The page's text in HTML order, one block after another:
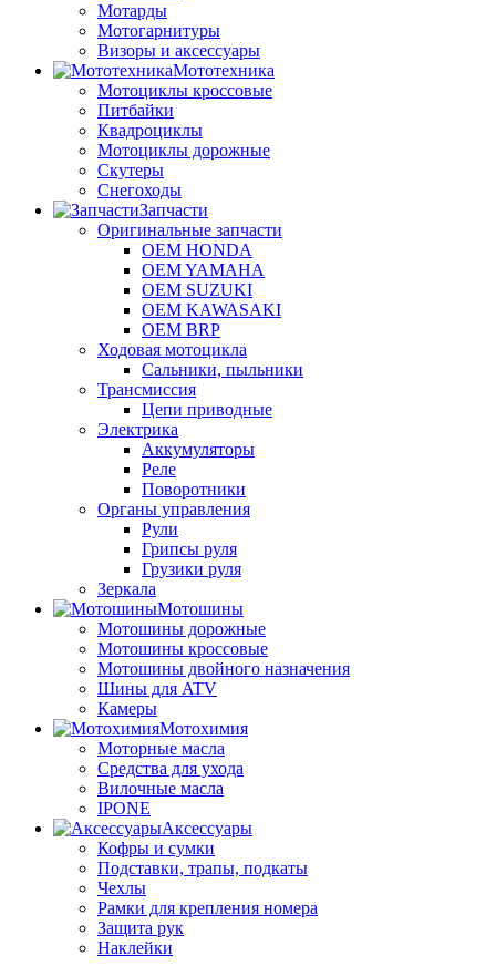
Мотарды
Мотогарнитуры
Визоры и аксессуары
Мототехника
Мотоциклы кроссовые
Питбайки
Квадроциклы
Мотоциклы дорожные
Скутеры
Снегоходы
Запчасти
Оригинальные запчасти
OEM HONDA
OEM YAMAHA
OEM SUZUKI
OEM KAWASAKI
OEM BRP
Ходовая мотоцикла
Сальники, пыльники
Трансмиссия
Цепи приводные
Электрика
Аккумуляторы
Реле
Поворотники
Органы управления
Рули
Грипсы руля
Грузики руля
Зеркала
Мотошины
Мотошины дорожные
Мотошины кроссовые
Мотошины двойного назначения
Шины для ATV
Камеры
Мотохимия
Моторные масла
Средства для ухода
Вилочные масла
IPONE
Аксессуары
Кофры и сумки
Подставки, трапы, подкаты
Чехлы
Рамки для крепления номера
Защита рук
Наклейки